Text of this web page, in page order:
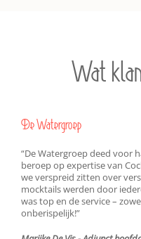
Wat
De Watergroep
“De Watergroep deed voor
beroep op expertise van
we verspreid zitten over
mocktails werden door
was top en de service –
onberispelijk!”